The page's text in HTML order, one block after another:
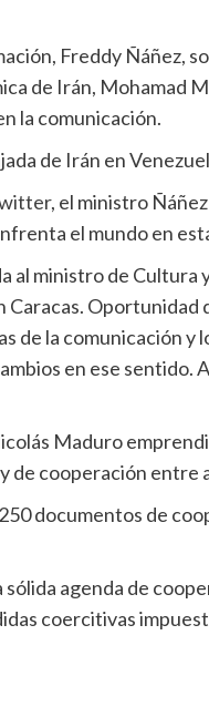
Freddy Ñáñez,
de Irán, Mohamad
la comunicación.
de Irán en
, el ministro
el mundo en
al ministro de Cultura
Oportunidad
de la comunicación
en ese sentido.
Maduro
de cooperación entre
documentos de
agenda de
coercitivas